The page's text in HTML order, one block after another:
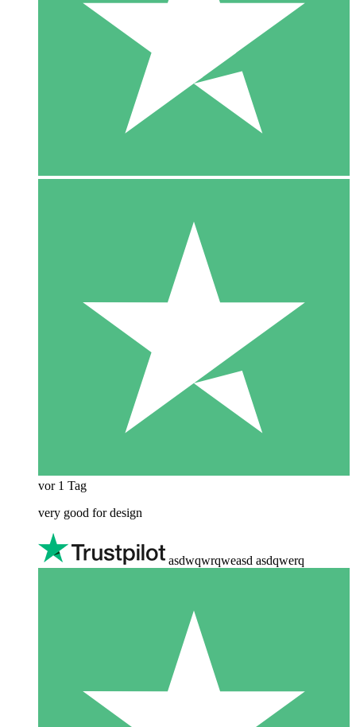
vor 1 Tag
very good for design
asdwqwrqweasd asdqwerq